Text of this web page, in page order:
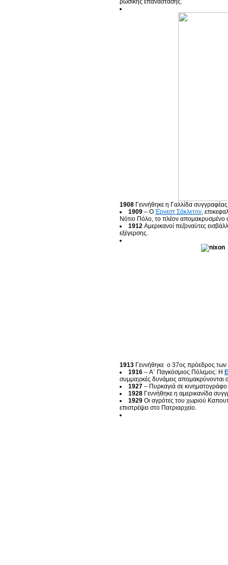
ρωσικής επανάστασης.
1908 Γεννήθηκε η Γαλλίδα
1909 – Ο Έρνεστ Σάκλετον,
Νότιο Πόλο, το πλέον απομακρυσμένο
1912 Αμερικανοί πεζοναύτες
εξέγερσης.
1913 Γεννήθηκε ο 37ος πρόεδρος
1916 – Α΄ Παγκόσμιος Πόλεμος: Η
συμμαχικές δυνάμεις
1927 – Πυρκαγιά σε
1928 Γεννήθηκε η αμερικανίδα
1929 Οι αγρότες του χωριού
επιστρέψει στο Πατριαρχείο.